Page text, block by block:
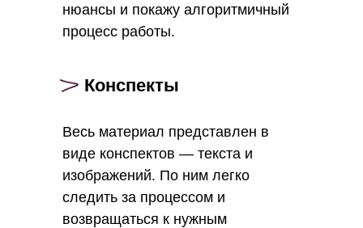
нюансы и покажу алгоритмичный
процесс работы.
Конспекты
Весь материал представлен в
виде конспектов — текста и
изображений. По ним легко
следить за процессом и
возвращаться к нужным